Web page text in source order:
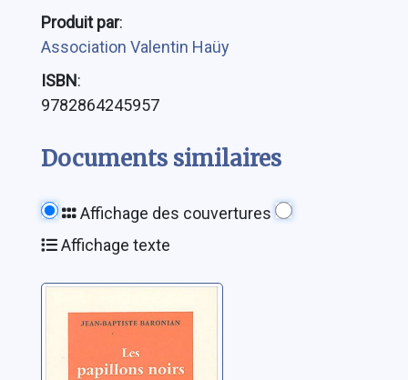
Produit par:
Association Valentin Haüy
ISBN:
9782864245957
Documents similaires
Affichage des couvertures
Affichage texte
noirs: roman
Baronian, Jean-Baptiste